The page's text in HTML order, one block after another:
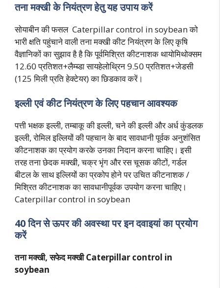
तना मक्खी के नियंत्रण हेतु यह उपाय करें
सोयाबीन की फसल Caterpillar control in soybean को
भारी क्षति पहुंचाने वाली तना मक्खी कीट नियंत्रण के लिए कृषि
वैज्ञानिकों का सुझाव है है कि पूर्वमिश्रित कीटनाशक थायोमिथोक्सम
12.60 प्रतिशत+लैम्ब्डा सायहेलोथ्रिन 9.50 प्रतिशत+जेडसी
(125 मिली प्रति हेक्टेयर) का छिडकाव करें।
इल्ली एवं कीट नियंत्रण के लिए पहचान आवश्यक
पत्ती भक्षक इल्ली, तम्बाकू की इल्ली, चने की इल्ली और अर्ध कुंडलक
इल्ली, रोमिल इल्लियों की पहचान के बाद सावधानी पूर्वक अनुशंसित
कीटनाशक का प्रयोग करके उनका निदान करना चाहिए। इसी
तरह तना छेदक मक्खी, चक्र भृंग और रस चूसक कीटों, गर्डल
बीटल के साथ इल्लियों का प्रकोप होने पर उचित कीटनाशक /
मिश्रित कीटनाशक का सावधानीपूर्वक उपयोग करना चाहिए।
Caterpillar control in soybean
40 दिन से ऊपर की अवस्था पर इन दवाइयां का प्रयोग
करें
तना मक्खी, सफेद मक्खी Caterpillar control in
soybean